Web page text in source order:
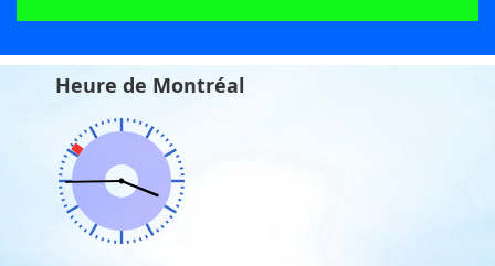
Heure de Montréal